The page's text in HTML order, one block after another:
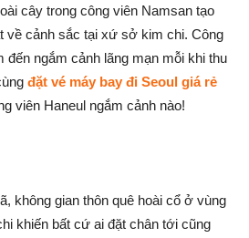
cây trong công viên Namsan tạo
về cảnh sắc tại xứ sở kim chi. Công
đến ngắm cảnh lãng mạn mỗi khi thu
đặt vé máy bay đi Seoul giá rẻ
viên Haneul ngắm cảnh nào!
không gian thôn quê hoài cổ ở vùng
khiến bất cứ ai đặt chân tới cũng